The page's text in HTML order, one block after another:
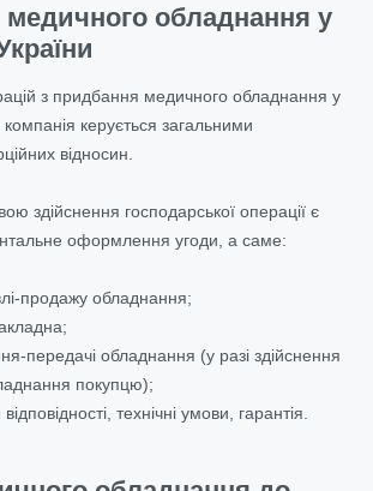
обладнання у
з придбання медичного обладнання у
керується загальними
відносин.
здійснення господарської операції є
оформлення угоди, а саме:
продажу обладнання;
передачі обладнання (у разі здійснення
покупцю);
технічні умови, гарантія.